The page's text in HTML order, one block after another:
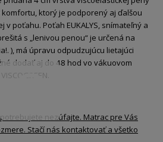
komfortu, ktorý je podporený aj ďalšou
v poťahu. Poťah EUKALYS, snímateľný a
s „lenivou penou“ je určená na
), má úpravu odpudzujúcu lietajúci
dodať aj do 48 hod vo vákuovom
nezúfajte. Matrac pre Vás
Stačí nás kontaktovať a všetko